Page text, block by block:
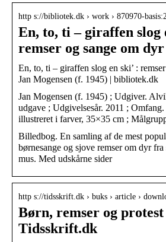
http s://bibliotek.dk › work › 870970-
En, to, ti – giraffen slog
remser og sange om dyr
En, to, ti – giraffen slog en ski’ :
Jan Mogensen (f. 1945) | bibliotek.dk
Jan Mogensen (f. 1945) ; Udgiver.
udgave ; Udgivelsesår. 2011 ;
illustreret i farver, 35×35 cm ;
Billedbog. En samling af de mest
børnesange og sjove remser om dyr
mus. Med udskårne sider
http s://tidsskrift.dk › buks › article ›
Børn, remser og protest
Tidsskrift.dk